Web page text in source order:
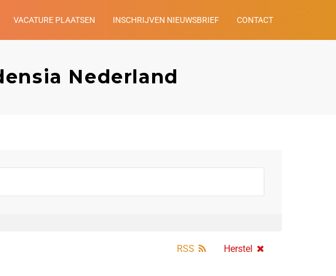
VACATURE PLAATSEN INSCHRIJVEN NIEUWSBRIEF CONTACT
Nederland
Herstel
RSS